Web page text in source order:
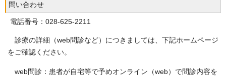
問い合わせ
電話番号：028-625-2211
診療の詳細（web問診など）につきましては、下記ホームページ
をご確認ください。
web問診：患者が自宅等で予めオンライン（web）で問診内容を